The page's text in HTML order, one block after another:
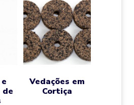
de
Vedações em
Cortiça